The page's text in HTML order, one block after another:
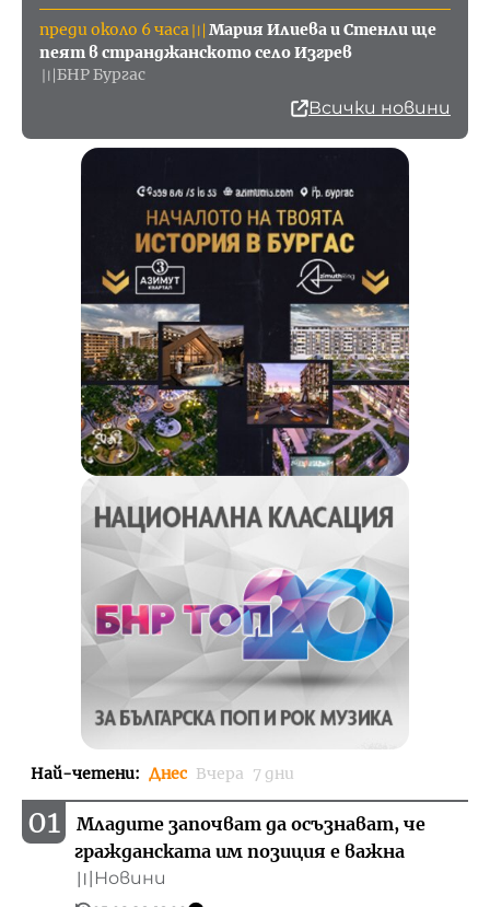
преди около 6 часа 〣 Мария Илиева и Стенли ще
пеят в странджанското село Изгрев
〣БНР Бургас
Всички новини
Най-четени: Днес Вчера 7 дни
01
Младите започват да осъзнават, че
гражданската им позиция е важна
〣 Новини